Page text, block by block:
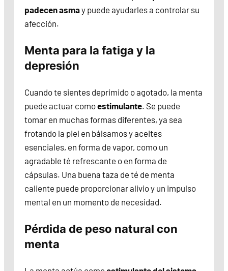
padecen asmay puede ayudarles a controlar su
afección.
Menta para la fatiga y la
depresión
Cuando te sientes deprimido o agotado, la menta
puede actuar comoestimulante. Se puede
tomar en muchas formas diferentes, ya sea
frotando la piel en bálsamos y aceites
esenciales, en forma de vapor, como un
agradable té refrescante o en forma de
cápsulas. Una buena taza de té de menta
caliente puede proporcionar alivio y un impulso
mental en un momento de necesidad.
Pérdida de peso natural con
menta